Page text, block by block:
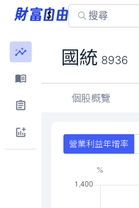
國統 8936
個股概覽
營業利益年增率